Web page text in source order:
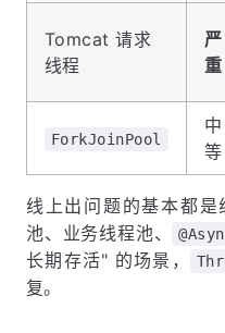
Tomcat 请求
线程
严
重
ForkJoinPool
中
等
线上出问题的基本都
池、业务线程池、
长期存活" 的场景，
复。